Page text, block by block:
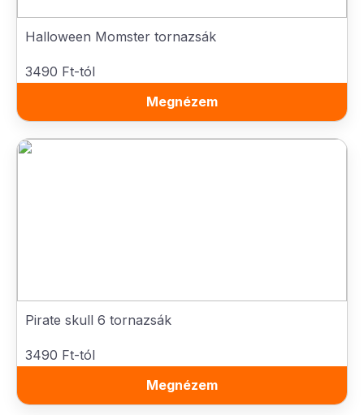
Halloween Momster tornazsák
3490 Ft-tól
Megnézem
Pirate skull 6 tornazsák
3490 Ft-tól
Megnézem